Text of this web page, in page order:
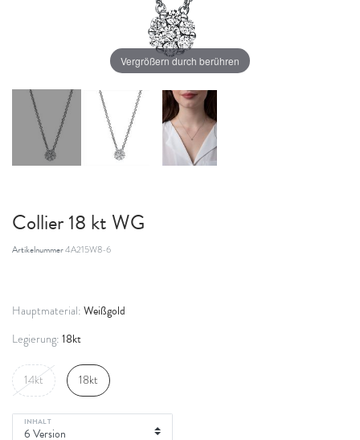
Vergrößern durch berühren
Collier 18 kt WG
Artikelnummer4A215W8-6
Hauptmaterial: Weißgold
Legierung: 18kt
14kt 18kt
INHALT